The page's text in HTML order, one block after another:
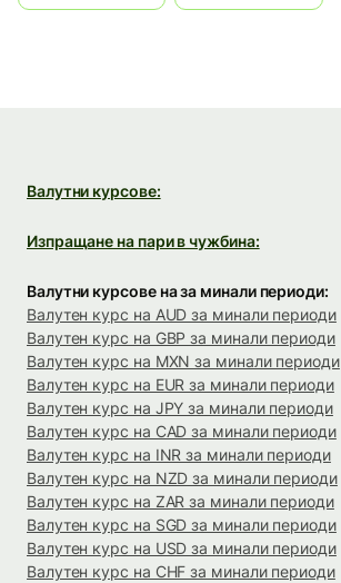
Валутни курсове:
Изпращане на пари в чужбина:
Валутни курсове на за минали периоди:
Валутен курс на AUD за минали периоди
Валутен курс на GBP за минали периоди
Валутен курс на MXN за минали периоди
Валутен курс на EUR за минали периоди
Валутен курс на JPY за минали периоди
Валутен курс на CAD за минали периоди
Валутен курс на INR за минали периоди
Валутен курс на NZD за минали периоди
Валутен курс на ZAR за минали периоди
Валутен курс на SGD за минали периоди
Валутен курс на USD за минали периоди
Валутен курс на CHF за минали периоди